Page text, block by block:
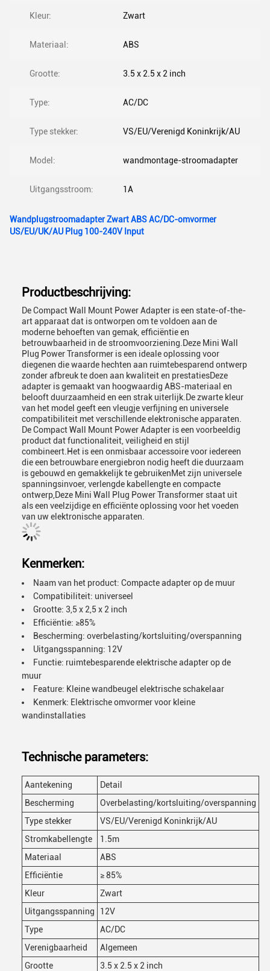
Kleur: Zwart
Materiaal: ABS
Grootte: 3.5 x 2.5 x 2 inch
Type: AC/DC
Type stekker: VS/EU/Verenigd Koninkrijk/AU
Model: wandmontage-stroomadapter
Uitgangsstroom: 1A
Wandplugstroomadapter Zwart ABS AC/DC-omvormer
US/EU/UK/AU Plug 100-240V Input
Productbeschrijving:
De Compact Wall Mount Power Adapter is een state-of-the-
art apparaat dat is ontworpen om te voldoen aan de
moderne behoeften van gemak, efficiëntie en
betrouwbaarheid in de stroomvoorziening.Deze Mini Wall
Plug Power Transformer is een ideale oplossing voor
diegenen die waarde hechten aan ruimtebesparend ontwerp
zonder afbreuk te doen aan kwaliteit en prestatiesDeze
adapter is gemaakt van hoogwaardig ABS-materiaal en
belooft duurzaamheid en een strak uiterlijk.De zwarte kleur
van het model geeft een vleugje verfijning en universele
compatibiliteit met verschillende elektronische apparaten.
De Compact Wall Mount Power Adapter is een voorbeeldig
product dat functionaliteit, veiligheid en stijl
combineert.Het is een onmisbaar accessoire voor iedereen
die een betrouwbare energiebron nodig heeft die duurzaam
is gebouwd en gemakkelijk te gebruikenMet zijn universele
spanningsinvoer, verlengde kabellengte en compacte
ontwerp,Deze Mini Wall Plug Power Transformer staat uit
als een veelzijdige en efficiënte oplossing voor het voeden
van uw elektronische apparaten.
Kenmerken:
Naam van het product: Compacte adapter op de muur
Compatibiliteit: universeel
Grootte: 3,5 x 2,5 x 2 inch
Efficiëntie: ≥85%
Bescherming: overbelasting/kortsluiting/overspanning
Uitgangsspanning: 12V
Functie: ruimtebesparende elektrische adapter op de
muur
Feature: Kleine wandbeugel elektrische schakelaar
Kenmerk: Elektrische omvormer voor kleine
wandinstallaties
Technische parameters:
Aantekening
Detail
Bescherming
Overbelasting/kortsluiting/overspanning
Type stekker
VS/EU/Verenigd Koninkrijk/AU
Stromkabellengte
1.5m
Materiaal
ABS
Efficiëntie
≥ 85%
Kleur
Zwart
Uitgangsspanning
12V
Type
AC/DC
Verenigbaarheid
Algemeen
Grootte
3.5 x 2.5 x 2 inch